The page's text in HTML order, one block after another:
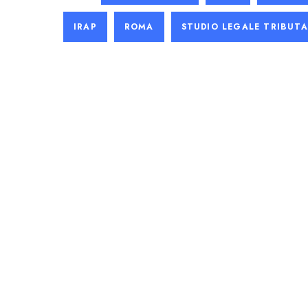
IRAP ROMA STUDIO LEGALE